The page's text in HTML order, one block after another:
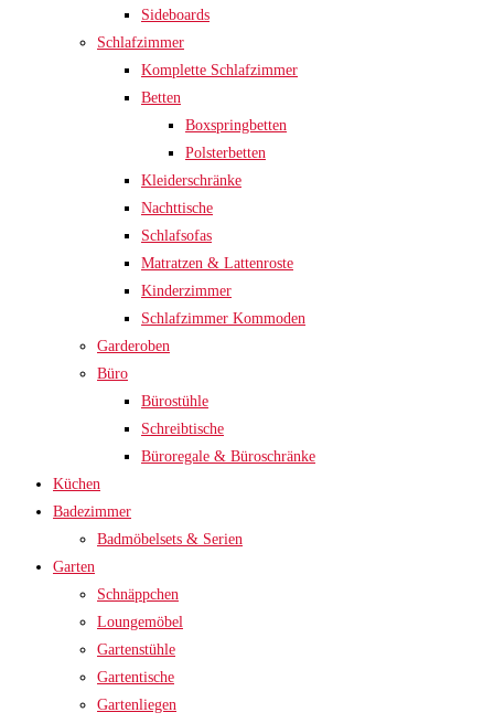
Sideboards
Schlafzimmer
Komplette Schlafzimmer
Betten
Boxspringbetten
Polsterbetten
Kleiderschränke
Nachttische
Schlafsofas
Matratzen & Lattenroste
Kinderzimmer
Schlafzimmer Kommoden
Garderoben
Büro
Bürostühle
Schreibtische
Büroregale & Büroschränke
Küchen
Badezimmer
Badmöbelsets & Serien
Garten
Schnäppchen
Loungemöbel
Gartenstühle
Gartentische
Gartenliegen